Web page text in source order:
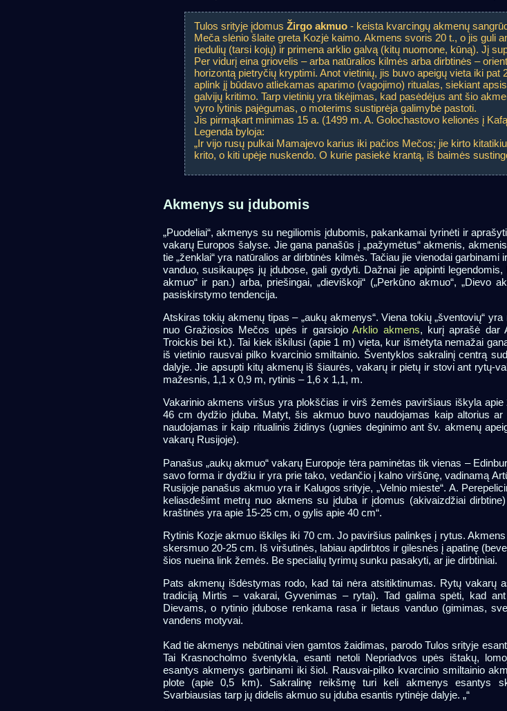
Tulos srityje įdomus Žirgo akmuo - keista kvarcingų akmenų
Meča slėnio šlaite greta Kozjė kaimo. Akmens svoris 20 t., o jis guli
riedulių (tarsi kojų) ir primena arklio galvą (kitų nuomone, kūną). Jį
Per vidurį eina griovelis – arba natūralios kilmės arba dirbtinės –
horizontą pietryčių kryptimi. Anot vietinių, jis buvo apeigų vieta iki pat
aplink jį būdavo atliekamas aparimo (vagojimo) ritualas, siekiant
galvijų kritimo. Tarp vietinių yra tikėjimas, kad pasėdėjus ant šio
vyro lytinis pajėgumas, o moterims sustiprėja galimybė pastoti.
Jis pirmąkart minimas 15 a. (1499 m. A. Golochastovo kelionės į
Legenda byloja:
„Ir vijo rusų pulkai Mamajevo karius iki pačios Mečos; jie kirto
krito, o kiti upėje nuskendo. O kurie pasiekė krantą, iš baimės
Akmenys su įdubomis
„Puodeliai“, akmenys su negiliomis įdubomis, pakankamai tyrinėti ir
vakarų Europos šalyse. Jie gana panašūs į „pažymėtus“ akmenis,
tie „ženklai“ yra natūralios ar dirbtinės kilmės. Tačiau jie vienodai
vanduo, susikaupęs jų įdubose, gali gydyti. Dažnai jie apipinti legendomis,
akmuo“ ir pan.) arba, priešingai, „dieviškoji“ („Perkūno akmuo“, „Dievo
pasiskirstymo tendencija.
Atskiras tokių akmenų tipas – „aukų akmenys“. Viena tokių „šventovių“
nuo Gražiosios Mečos upės ir garsiojoArklio akmens, kurį aprašė dar
Troickis bei kt.). Tai kiek iškilusi (apie 1 m) vieta, kur išmėtyta nemažai
iš vietinio rausvai pilko kvarcinio smiltainio. Šventyklos sakralinį centrą
dalyje. Jie apsupti kitų akmenų iš šiaurės, vakarų ir pietų ir stovi ant rytų-
mažesnis, 1,1 x 0,9 m, rytinis – 1,6 x 1,1, m.
Vakarinio akmens viršus yra plokščias ir virš žemės paviršiaus iškyla
46 cm dydžio įduba. Matyt, šis akmuo buvo naudojamas kaip altorius ar
naudojamas ir kaip ritualinis židinys (ugnies deginimo ant šv. akmenų
vakarų Rusijoje).
Panašus „aukų akmuo“ vakarų Europoje tėra paminėtas tik vienas –
savo forma ir dydžiu ir yra prie tako, vedančio į kalno viršūnę, vadinamą
Rusijoje panašus akmuo yra ir Kalugos srityje, „Velnio mieste“. A.
keliasdešimt metrų nuo akmens su įduba ir įdomus (akivaizdžiai
kraštinės yra apie 15-25 cm, o gylis apie 40 cm“.
Rytinis Kozje akmuo iškilęs iki 70 cm. Jo paviršius palinkęs į rytus.
skersmuo 20-25 cm. Iš viršutinės, labiau apdirbtos ir gilesnės į apatinę
šios nueina link žemės. Be specialių tyrimų sunku pasakyti, ar jie dirbtiniai.
Pats akmenų išdėstymas rodo, kad tai nėra atsitiktinumas. Rytų vakarų
tradiciją Mirtis – vakarai, Gyvenimas – rytai). Tad galima spėti, kad
Dievams, o rytinio įdubose renkama rasa ir lietaus vanduo (gimimas,
vandens motyvai.
Kad tie akmenys nebūtinai vien gamtos žaidimas, parodo Tulos srityje
Tai Krasnocholmo šventykla, esanti netoli Nepriadvos upės ištakų,
esantys akmenys garbinami iki šiol. Rausvai-pilko kvarcinio smiltainio
plote (apie 0,5 km). Sakralinę reikšmę turi keli akmenys esantys
Svarbiausias tarp jų didelis akmuo su įduba esantis rytinėje dalyje. „“